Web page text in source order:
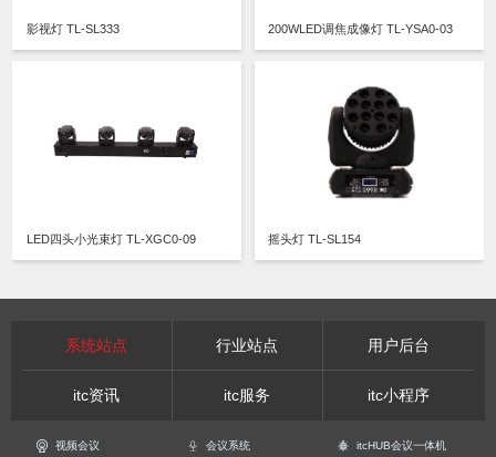
影视灯 TL-SL333 200WLED调焦成像灯 TL-YSA0-03
LED四头小光束灯 TL-XGC0-09 摇头灯 TL-SL154
系统站点 行业站点 用户后台
itc资讯 itc服务 itc小程序
视频会议 会议系统 itcHUB会议一体机